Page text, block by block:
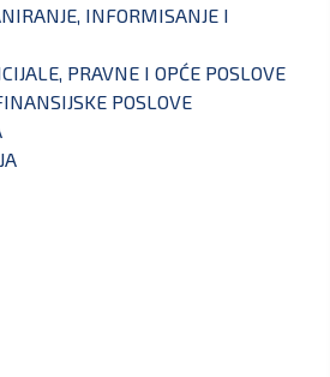
INFORMISANJE I
PRAVNE I OPĆE POSLOVE
POSLOVE